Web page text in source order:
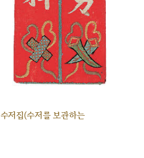
저집(수저를 보관하는